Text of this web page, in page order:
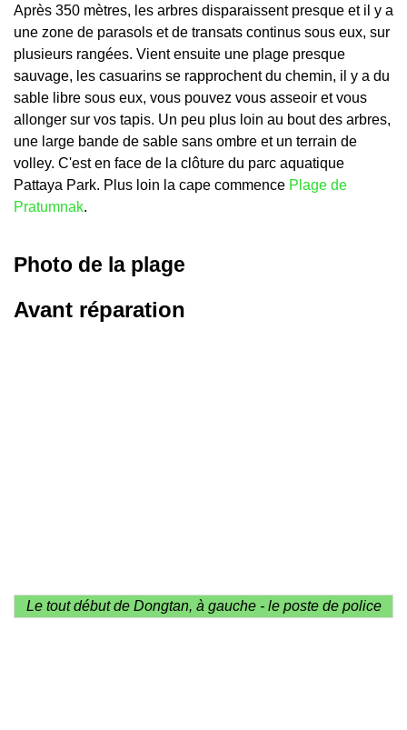
Après 350 mètres, les arbres disparaissent presque et il y a
une zone de parasols et de transats continus sous eux, sur
plusieurs rangées. Vient ensuite une plage presque
sauvage, les casuarins se rapprochent du chemin, il y a du
sable libre sous eux, vous pouvez vous asseoir et vous
allonger sur vos tapis. Un peu plus loin au bout des arbres,
une large bande de sable sans ombre et un terrain de
volley. C'est en face de la clôture du parc aquatique
Pattaya Park. Plus loin la cape commence Plage de
Pratumnak.
Photo de la plage
Avant réparation
Le tout début de Dongtan, à gauche - le poste de police